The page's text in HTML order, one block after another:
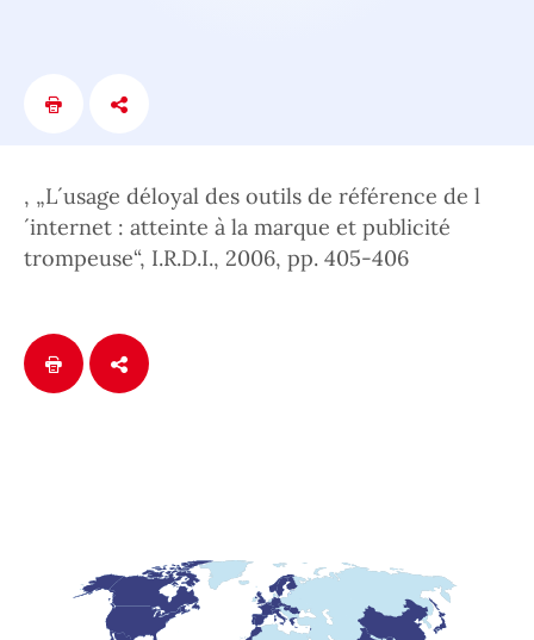
, „L´usage déloyal des outils de référence de l
´internet : atteinte à la marque et publicité
trompeuse“, I.R.D.I., 2006, pp. 405-406